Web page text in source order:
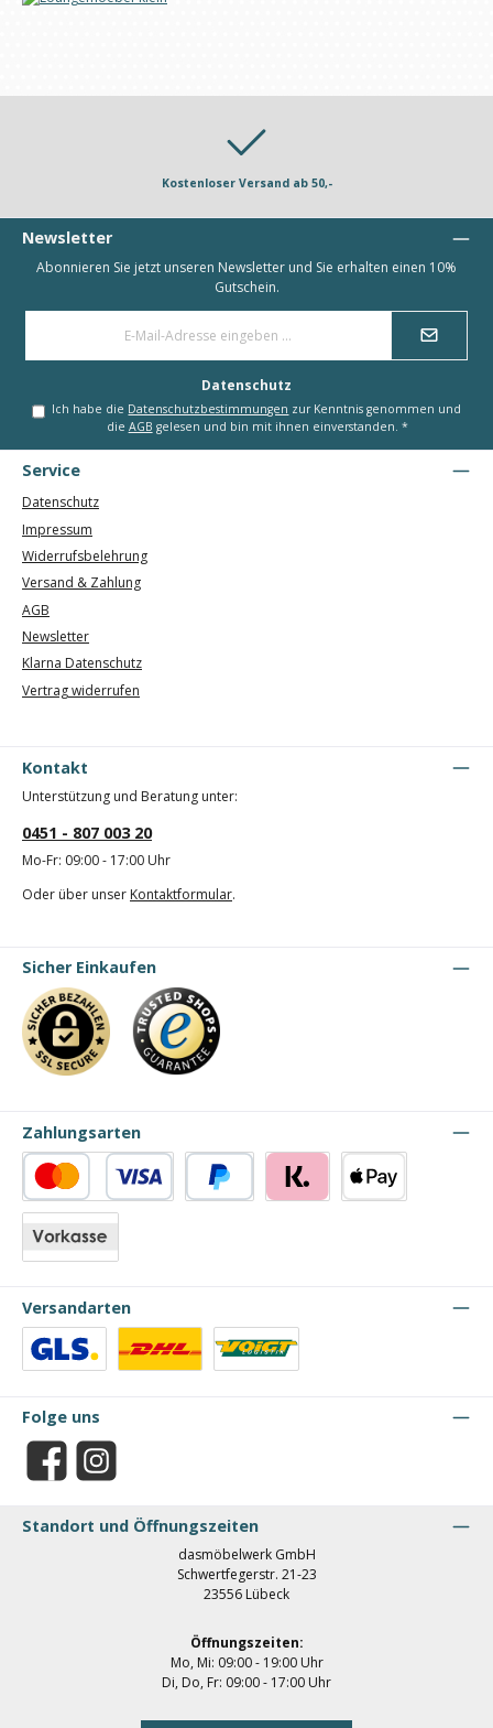
Kostenloser Versand ab 50,-
Newsletter
Abonnieren Sie jetzt unseren Newsletter und Sie erhalten einen 10%
Gutschein.
Datenschutz
Ich habe die Datenschutzbestimmungen zur Kenntnis genommen und
die AGB gelesen und bin mit ihnen einverstanden. *
Service
Datenschutz
Impressum
Widerrufsbelehrung
Versand & Zahlung
AGB
Newsletter
Klarna Datenschutz
Vertrag widerrufen
Kontakt
Unterstützung und Beratung unter:
0451 - 807 003 20
Mo-Fr: 09:00 - 17:00 Uhr
Oder über unser Kontaktformular.
Sicher Einkaufen
Zahlungsarten
Kredit- oder Debitkarte
Versandarten
Folge uns
Facebook Instagram
Standort und Öffnungszeiten
dasmöbelwerk GmbH
Schwertfegerstr. 21-23
23556 Lübeck
Öffnungszeiten:
Mo, Mi: 09:00 - 19:00 Uhr
Di, Do, Fr: 09:00 - 17:00 Uhr